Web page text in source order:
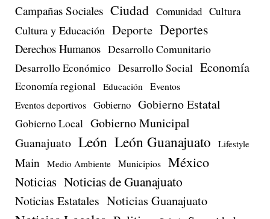
Campañas Sociales Ciudad Comunidad Cultura
Cultura y Educación Deporte Deportes
Derechos Humanos Desarrollo Comunitario
Desarrollo Económico Desarrollo Social Economía
Economía regional Educación Eventos
Eventos deportivos Gobierno Gobierno Estatal
Gobierno Local Gobierno Municipal
Guanajuato León León Guanajuato Lifestyle
Main Medio Ambiente Municipios México
Noticias Noticias de Guanajuato
Noticias Estatales Noticias Guanajuato